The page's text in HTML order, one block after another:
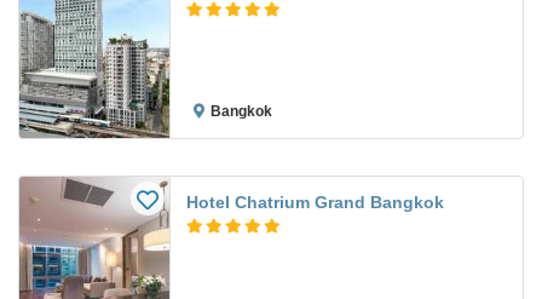
Bangkok
Hotel Chatrium Grand Bangkok